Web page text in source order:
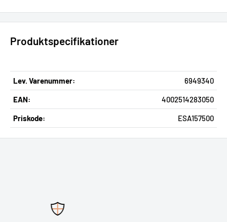
Produktspecifikationer
Lev. Varenummer: 6949340
EAN: 4002514283050
Priskode: ESA157500